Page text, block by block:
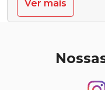
Ver mais